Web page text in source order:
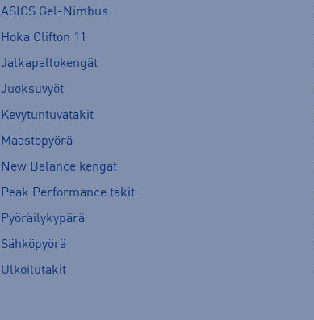
ASICS Gel-Nimbus
Hoka Clifton 11
Jalkapallokengät
Juoksuvyöt
Kevytuntuvatakit
Maastopyörä
New Balance kengät
Peak Performance takit
Pyöräilykypärä
Sähköpyörä
Ulkoilutakit